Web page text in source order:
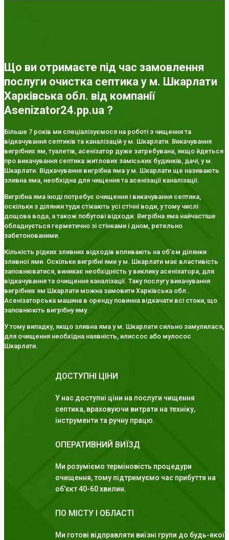
Що ви отримаєте під час замовлення
послуги очистка септика у м. Шкарлати
Харківська обл. від компанії
Asenizator24.pp.ua ?
Більше 7 років ми спеціалізуємося на роботі з чищення та
відкачування септиків та каналізацій у м. Шкарлати. Викачування
вигрібних ям, туалетів, асенізатор дуже затребувана, якщо йдеться
про викачування септика житлових заміських будинків, дачі, у м.
Шкарлати. Відкачування вигрібна яма у м. Шкарлати ще називають
зливна яма, необхідна для чищення та асенізації каналізації.
Вигрібна яма іноді потребує очищення і викачування септика,
оскільки з ділянки туди стікають усі стічні води, у тому числі
дощова вода, а також побутові відходи. Вигрібна яма найчастіше
обладнується герметично зі стінками і дном, ретельно
забетонованими.
Кількість рідких зливних відходів впливають на об'єм ділянки
зливної ями. Оскільки вигрібні ями у м. Шкарлати має властивість
заповнюватися, виникає необхідність у виклику асенізатора, для
відкачування та очищення каналізації. Таку послугу викачування
вигрібних ям Шкарлати можна замовити Харківська обл..
Асенізаторська машина в оренду повинна відкачати всі стоки, що
заповнюють вигрібну яму.
У тому випадку, якщо зливна яма у м. Шкарлати сильно замулилася,
для очищення необхідна наявність, илиссос або мулосос
Шкарлати.
ДОСТУПНІ ЦІНИ
У нас доступні ціни на послуги чищення
септика, враховуючи витрати на техніку,
інструменти та ручну працю.
ОПЕРАТИВНИЙ ВИЇЗД
Ми розуміємо терміновість процедури
очищення, тому підтримуємо час прибуття на
об'єкт 40-60 хвилин.
ПО МІСТУ І ОБЛАСТІ
Ми готові відправляти виїзні групи до будь-якої